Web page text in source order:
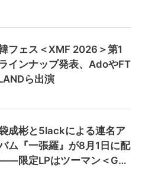
フェス＜XMF 2026＞第1
インナップ発表、AdoやFT
ら出演
成彬と5lackによる連名ア
ム『一張羅』が8月1日に配
限定LPはツーマン＜Gai